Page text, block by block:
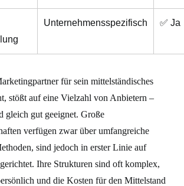
Unternehmensspezifisch ✅ Ja
für sein mittelständisches
stößt auf eine Vielzahl von Anbietern –
gleich gut geeignet. Große
verfügen zwar über umfangreiche
sind jedoch in erster Linie auf
Ihre Strukturen sind oft komplex,
und die Kosten für den Mittelstand